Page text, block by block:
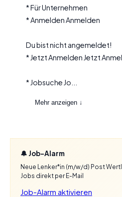
* Für Unternehmen
* Anmelden Anmelden
Du bist nicht angemeldet!
* Jetzt Anmelden Jetzt
* Jobsuche Jo...
Mehr anzeigen ↓
🔔 Job-Alarm
Neue Lenker*in (m/w/d) Post
Jobs direkt per E-Mail
Job-Alarm aktivieren